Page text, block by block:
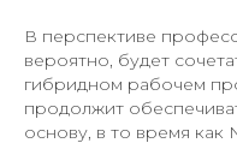
В перспективе
вероятно, будет
гибридном рабочем
продолжит
основу, в то время как